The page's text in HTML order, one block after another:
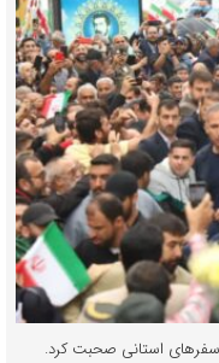
سفرهای استانی صحبت کرد.